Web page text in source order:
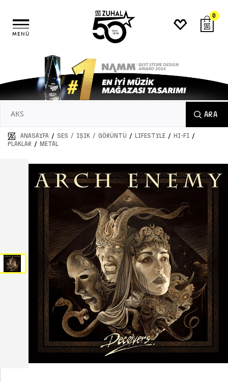
MENÜ
0
ARA
ANASAYFA / SES / IŞIK / GÖRÜNTÜ / LIFESTYLE / HI-FI /
PLAKLAR / METAL